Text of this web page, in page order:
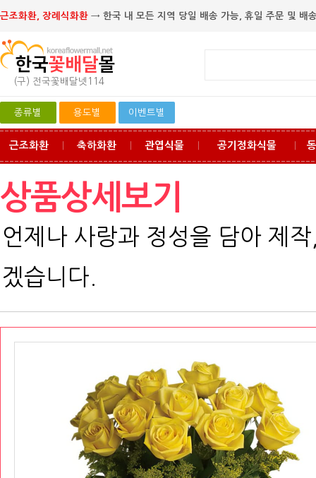
근조화환, 장례식화환 → 한국 내 모든 지역 당일 배송 가능, 휴일 주문 및 배
(구) 전국꽃배달넷114
종류별 용도별 이벤트별
근조화환 축하화환 관엽식물 공기정화식물
상품상세보기
언제나 사랑과 정성을 담아 제
겠습니다.